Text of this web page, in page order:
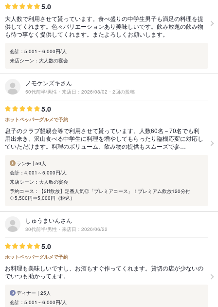
5.0
大人数で利用させて貰っています。食べ盛りの中学生男子も満足の料理を提
供してくれます。色々バリエーションあり美味しいです。飲み放題の飲み物
も待つ事なく提供してくれます。またよろしくお願いします。
会計：5,001～6,000円/人
来店シーン：大人数の宴会
ノモケンズキさん
50代前半/男性・来店日：2026/08/02・2回の投稿
5.0
ホットペッパーグルメで予約
息子のクラブ懇親会等で利用させて貰っています。人数60名－70名でも利
用出来き、沢山食べる中学生に料理を増やしてもらったり臨機応変に対応し
ていただけます。料理のボリューム、飲み物の提供もスムーズで参…
ランチ | 50人
会計：4,001～5,000円/人
来店シーン：大人数の宴会
予約コース：【2H飲放】定番人気◎「プレミアコース」！プレミアム飲放120分付
◇5,500円⇒5,000円（税込）
しゅうまいんさん
30代前半/男性・来店日：2026/06/22
5.0
ホットペッパーグルメで予約
お料理も美味しいですし、お酒もすぐ作ってくれます。貸切の店が少ないの
でいつも助かってます。
ディナー | 25人
会計：5,001～6,000円/人